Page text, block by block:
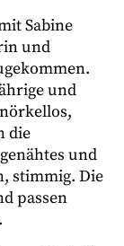
Sabine
und
und
die
und
stimmig. Die
passen